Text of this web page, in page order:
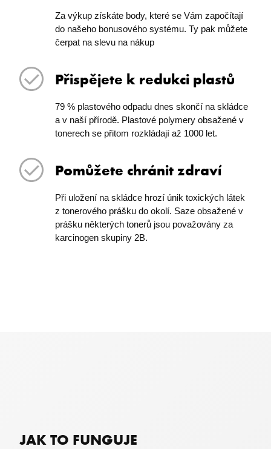
Za výkup získáte body, které se Vám započítají
do našeho bonusového systému. Ty pak můžete
čerpat na slevu na nákup
Přispějete k redukci plastů
79 % plastového odpadu dnes skončí na skládce
a v naší přírodě. Plastové polymery obsažené v
tonerech se přitom rozkládají až 1000 let.
Pomůžete chránit zdraví
Při uložení na skládce hrozí únik toxických látek
z tonerového prášku do okolí. Saze obsažené v
prášku některých tonerů jsou považovány za
karcinogen skupiny 2B.
JAK TO FUNGUJE